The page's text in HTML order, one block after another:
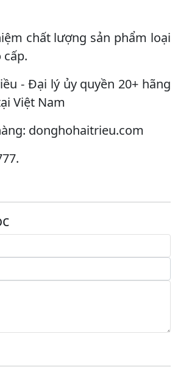
chất lượng sản phẩm loại
cấp.
- Đại lý ủy quyền 20+ hãng
Việt Nam
donghohaitrieu.com